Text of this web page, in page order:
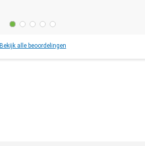
Bekijk alle beoordelingen